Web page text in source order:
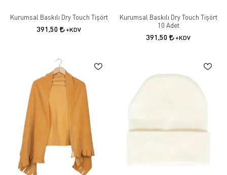
Kurumsal Baskılı Dry Touch Tişört
391,50 +KDV
Kurumsal Baskılı Dry Touch Tişört
10 Adet
391,50 +KDV